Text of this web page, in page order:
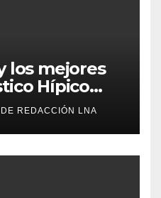
los mejores
Hípico
de los
Poderosa
REDACCIÓN LNA